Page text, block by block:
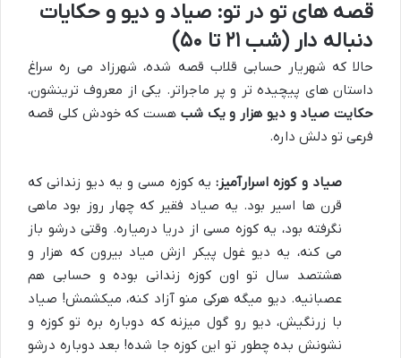
قصه های تو در تو: صیاد و دیو و حکایات
دنباله دار (شب ۲۱ تا ۵۰)
حالا که شهریار حسابی قلاب قصه شده، شهرزاد می ره سراغ
داستان های پیچیده تر و پر ماجراتر. یکی از معروف ترینشون،
حکایت صیاد و دیو هزار و یک شب هست که خودش کلی قصه
فرعی تو دلش داره.
صیاد و کوزه اسرارآمیز:یه کوزه مسی و یه دیو زندانی که
قرن ها اسیر بود. یه صیاد فقیر که چهار روز بود ماهی
نگرفته بود، یه کوزه مسی از دریا درمیاره. وقتی درشو باز
می کنه، یه دیو غول پیکر ازش میاد بیرون که هزار و
هشتصد سال تو اون کوزه زندانی بوده و حسابی هم
عصبانیه. دیو میگه هرکی منو آزاد کنه، میکشمش! صیاد
با زرنگیش، دیو رو گول میزنه که دوباره بره تو کوزه و
نشونش بده چطور تو این کوزه جا شده! بعد دوباره درشو